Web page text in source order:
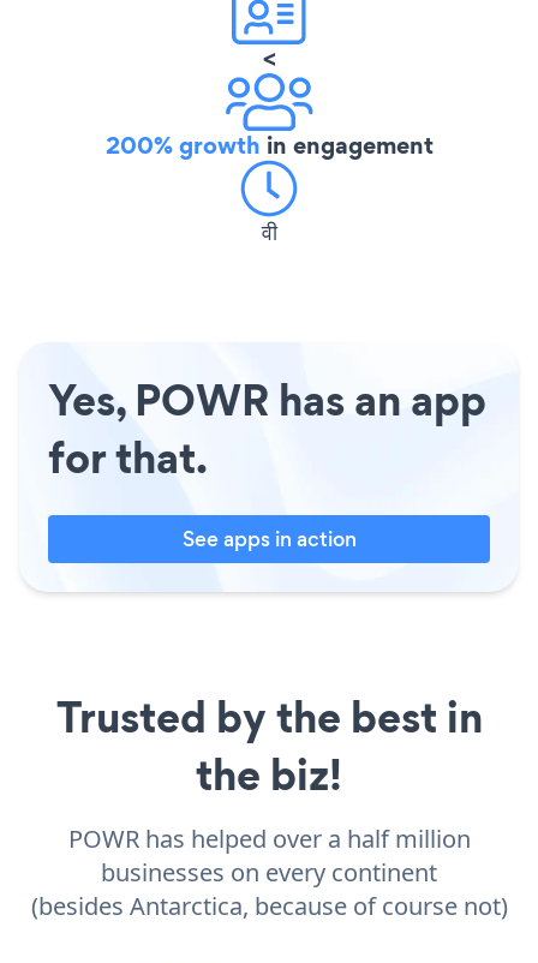
<
200% growth in engagement
वी
Yes, POWR has an app
for that.
See apps in action
Trusted by the best in
the biz!
POWR has helped over a half million
businesses on every continent
(besides Antarctica, because of course not)